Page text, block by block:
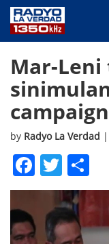
PUBLIC SERVICE
PROGRAMS
ABOUT
Mar-
by Radyo La Verdad